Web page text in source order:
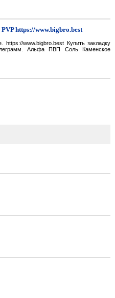
https://www.bigbro.best
https://www.bigbro.best Купить закладку
Альфа ПВП Соль Каменское